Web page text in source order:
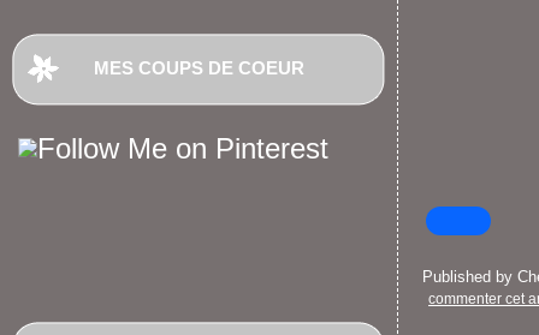
MES COUPS DE COEUR
Published by
commenter cet